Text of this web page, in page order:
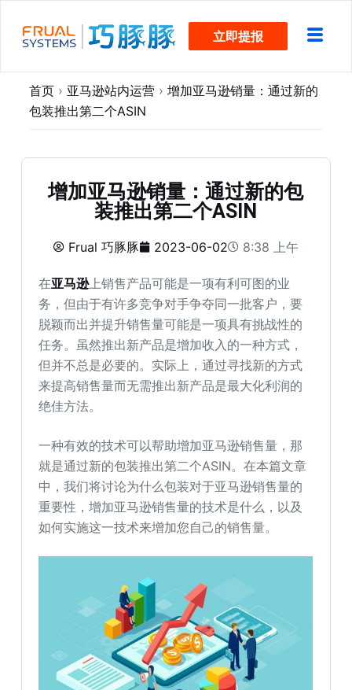
过
立即提报
首页 › 亚马逊站内运营 › 增加亚马逊销量：通过新的
包装推出第二个ASIN
增加亚马逊销量：通过新的包
装推出第二个ASIN
Frual 巧豚豚 2023-06-02 8:38 上午
在亚马逊上销售产品可能是一项有利可图的业
务，但由于有许多竞争对手争夺同一批客户，要
脱颖而出并提升销售量可能是一项具有挑战性的
任务。虽然推出新产品是增加收入的一种方式，
但并不总是必要的。实际上，通过寻找新的方式
来提高销售量而无需推出新产品是最大化利润的
绝佳方法。
一种有效的技术可以帮助增加亚马逊销售量，那
就是通过新的包装推出第二个ASIN。在本篇文章
中，我们将讨论为什么包装对于亚马逊销售量的
重要性，增加亚马逊销售量的技术是什么，以及
如何实施这一技术来增加您自己的销售量。